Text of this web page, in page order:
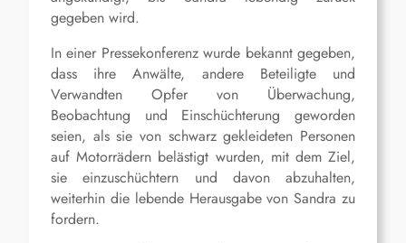
gegeben wird.
In einer Pressekonferenz wurde bekannt gegeben,
dass ihre Anwälte, andere Beteiligte und
Verwandten Opfer von Überwachung,
Beobachtung und Einschüchterung geworden
seien, als sie von schwarz gekleideten Personen
auf Motorrädern belästigt wurden, mit dem Ziel,
sie einzuschüchtern und davon abzuhalten,
weiterhin die lebende Herausgabe von Sandra zu
fordern.